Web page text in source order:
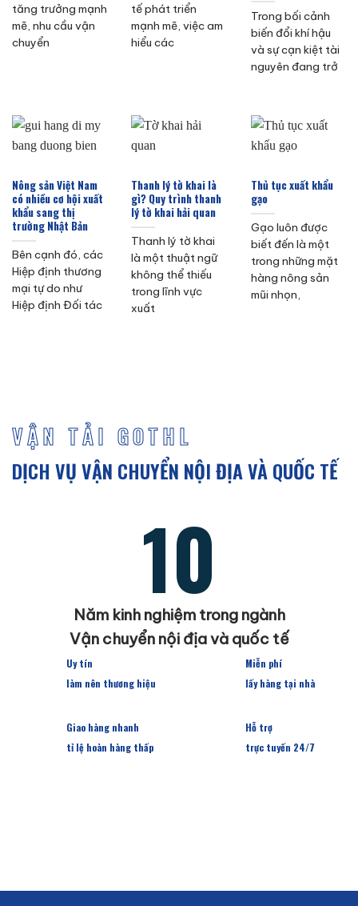
tăng trưởng mạnh
mẽ, nhu cầu vận
chuyển
tế phát triển
mạnh mẽ, việc am
hiểu các
Trong bối cảnh
biến đổi khí hậu
và sự cạn kiệt tài
nguyên đang trở
Nông sản Việt Nam
có nhiều cơ hội xuất
khẩu sang thị
trường Nhật Bản
Bên cạnh đó, các
Hiệp định thương
mại tự do như
Hiệp định Đối tác
Thanh lý tờ khai là
gì? Quy trình thanh
lý tờ khai hải quan
Thanh lý tờ khai
là một thuật ngữ
không thể thiếu
trong lĩnh vực
xuất
Thủ tục xuất khẩu
gạo
Gạo luôn được
biết đến là một
trong những mặt
hàng nông sản
mũi nhọn,
VẬN TẢI GOTHL
DỊCH VỤ VẬN CHUYỂN NỘI ĐỊA VÀ QUỐC TẾ
10
Năm kinh nghiệm trong ngành
Vận chuyển nội địa và quốc tế
Uy tín
làm nên thương hiệu
Miễn phí
lấy hàng tại nhà
Giao hàng nhanh
tỉ lệ hoàn hàng thấp
Hỗ trợ
trực tuyến 24/7